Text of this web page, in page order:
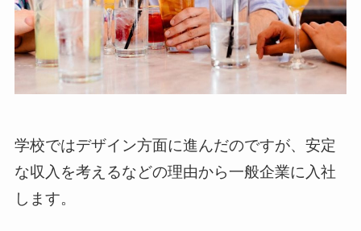
学校ではデザイン方面に進んだのですが、安定
な収入を考えるなどの理由から一般企業に入社
します。